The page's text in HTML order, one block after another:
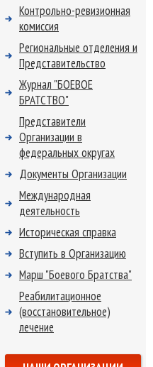
Контрольно-ревизионная
комиссия
Региональные отделения и
Представительство
Журнал "БОЕВОЕ
БРАТСТВО"
Представители
Организации в
федеральных округах
Документы Организации
Международная
деятельность
Историческая справка
Вступить в Организацию
Марш "Боевого Братства"
Реабилитационное
(восстановительное)
лечение